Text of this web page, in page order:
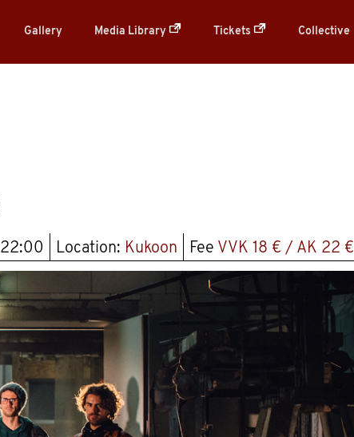
Gallery Media Library Tickets Collective
22:00 Location: Kukoon Fee VVK 18 € / AK 22 €